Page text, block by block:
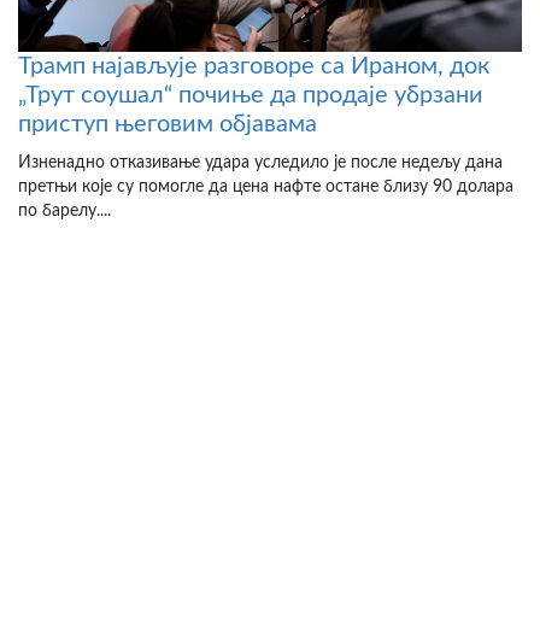
Трамп најављује разговоре са Ираном, док
„Трут соушал“ почиње да продаје убрзани
приступ његовим објавама
Изненадно отказивање удара уследило је после недељу дана
претњи које су помогле да цена нафте остане близу 90 долара
по барелу....